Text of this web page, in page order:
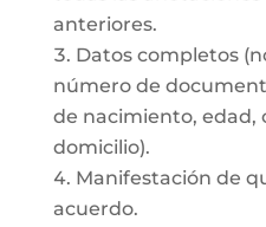
anteriores.
Datos completos
número de
de nacimiento, edad,
domicilio).
Manifestación de
acuerdo.